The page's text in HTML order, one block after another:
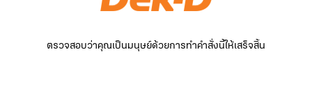
ตรวจสอบว่าคุณเป็นมนุษย์ด้วยการทำคำสั่งนี้ให้เสร็จสิ้น